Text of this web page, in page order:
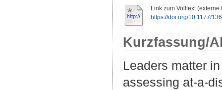
Link zum Volltext (externe
https://doi.org/10.1177/
Kurzfassung/
Leaders matter
assessing at-a-